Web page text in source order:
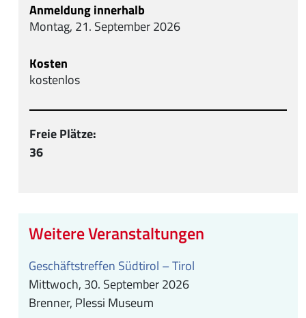
Anmeldung innerhalb
Montag, 21. September 2026
Kosten
kostenlos
Freie Plätze
36
Weitere Veranstaltungen
Geschäftstreffen Südtirol – Tirol
Mittwoch, 30. September 2026
Brenner, Plessi Museum